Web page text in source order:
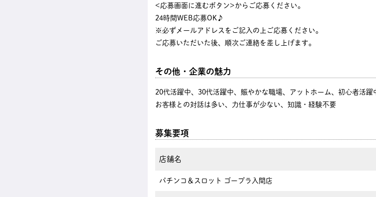
<応募画面に進むボタン>からご応募ください。
24時間WEB応募OK♪
※必ずメールアドレスをご記入の上ご応募ください。
ご応募いただいた後、順次ご連絡を差し上げます。
その他・企業の魅力
20代活躍中、30代活躍中、賑やかな職場、アットホーム、初心者活躍
お客様との対話は多い、力仕事が少ない、知識・経験不要
募集要項
店舗名
パチンコ＆スロット ゴープラ入間店